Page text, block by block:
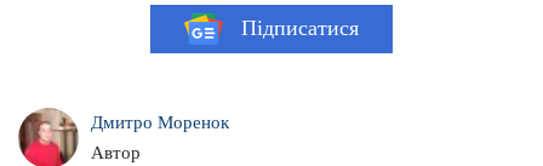
Підписатися
Дмитро Моренок
Автор